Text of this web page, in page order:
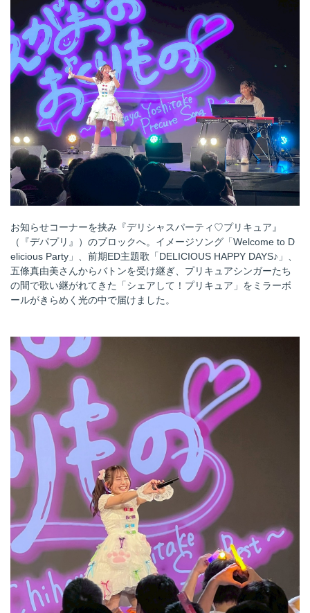
お知らせコーナーを挟み『デリシャスパーティ♡プリキュア』
（『デパプリ』）のブロックへ。イメージソング「Welcome to D
elicious Party」、前期ED主題歌「DELICIOUS HAPPY DAYS♪」、
五條真由美さんからバトンを受け継ぎ、プリキュアシンガーたち
の間で歌い継がれてきた「シェアして！プリキュア」をミラーボ
ールがきらめく光の中で届けました。